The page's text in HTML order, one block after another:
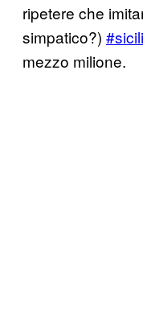
ripetere che
simpatico?)
mezzo milione.